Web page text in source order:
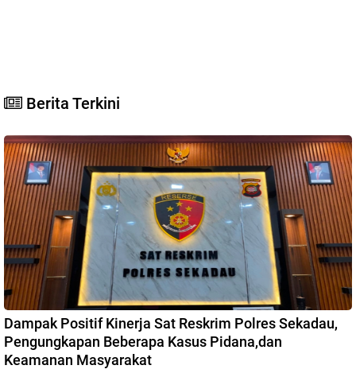
Berita Terkini
Dampak Positif Kinerja Sat Reskrim Polres Sekadau,
Pengungkapan Beberapa Kasus Pidana,dan
Keamanan Masyarakat